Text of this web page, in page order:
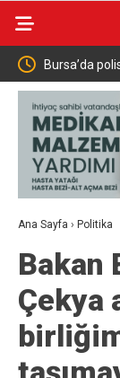
güvenlik
Ana Sayfa › Politika
Bakan
Çekya